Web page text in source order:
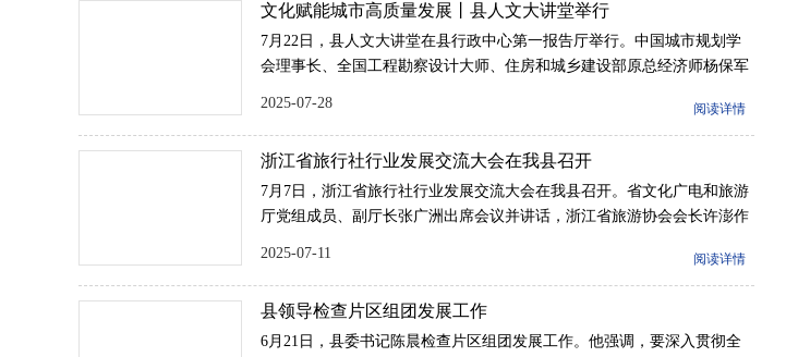
文化赋能城市高质量发展丨县人文大讲堂举行
7月22日，县人文大讲堂在县行政中心第一报告厅举行。中国城市规划学
会理事长、全国工程勘察设计大师、住房和城乡建设部原总经济师杨保军
2025-07-28 阅读详情
浙江省旅行社行业发展交流大会在我县召开
7月7日，浙江省旅行社行业发展交流大会在我县召开。省文化广电和旅游
厅党组成员、副厅长张广洲出席会议并讲话，浙江省旅游协会会长许澎作
2025-07-11 阅读详情
县领导检查片区组团发展工作
6月21日，县委书记陈晨检查片区组团发展工作。他强调，要深入贯彻全